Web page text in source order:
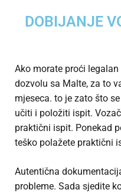
DOBIJANJE
Ako morate proći
dozvolu sa Malte, za to
mjeseca. to je zato što
učiti i položiti ispit.
praktični ispit. Ponekad
teško polažete praktični
Autentična
probleme. Sada sjedite